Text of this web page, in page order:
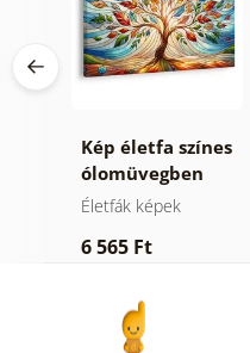
Kép életfa színes
ólomüvegben
Életfák képek
6 565 Ft